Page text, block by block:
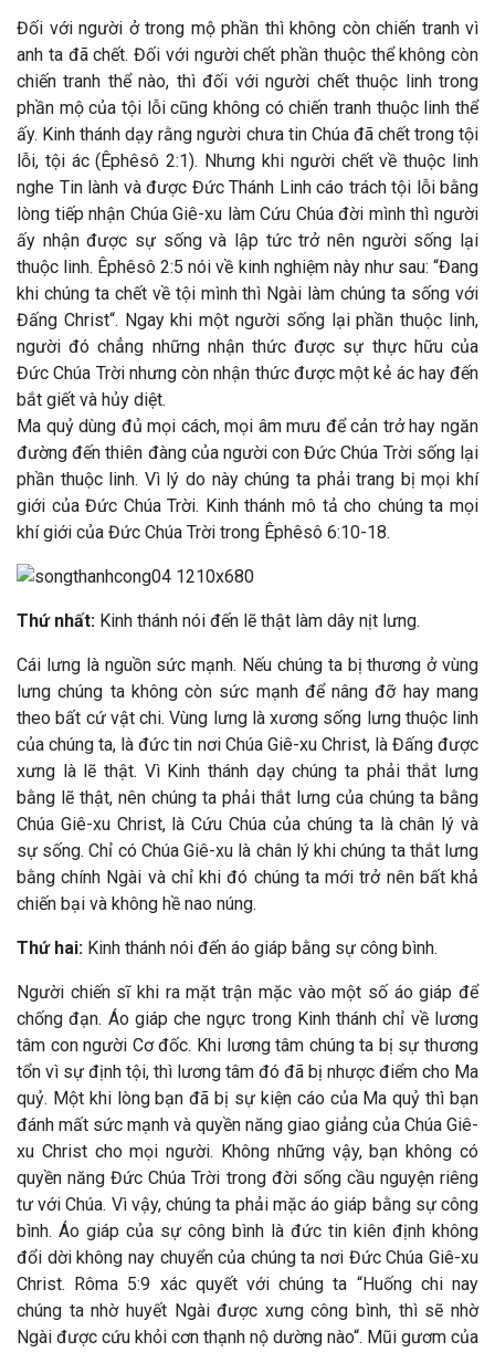
Đối với người ở trong mộ phần thì không còn chiến tranh vì
anh ta đã chết. Đối với người chết phần thuộc thể không còn
chiến tranh thể nào, thì đối với người chết thuộc linh trong
phần mộ của tội lỗi cũng không có chiến tranh thuộc linh thể
ấy. Kinh thánh dạy rằng người chưa tin Chúa đã chết trong tội
lỗi, tội ác (Êphêsô 2:1). Nhưng khi người chết về thuộc linh
nghe Tin lành và được Đức Thánh Linh cáo trách tội lỗi bằng
lòng tiếp nhận Chúa Giê-xu làm Cứu Chúa đời mình thì người
ấy nhận được sự sống và lập tức trở nên người sống lại
thuộc linh. Êphêsô 2:5 nói về kinh nghiệm này như sau: “Đang
khi chúng ta chết về tội mình thì Ngài làm chúng ta sống với
Đấng Christ“. Ngay khi một người sống lại phần thuộc linh,
người đó chẳng những nhận thức được sự thực hữu của
Đức Chúa Trời nhưng còn nhận thức được một kẻ ác hay đến
bắt giết và hủy diệt.
Ma quỷ dùng đủ mọi cách, mọi âm mưu để cản trở hay ngăn
đường đến thiên đàng của người con Đức Chúa Trời sống lại
phần thuộc linh. Vì lý do này chúng ta phải trang bị mọi khí
giới của Đức Chúa Trời. Kinh thánh mô tả cho chúng ta mọi
khí giới của Đức Chúa Trời trong Êphêsô 6:10-18.
Thứ nhất: Kinh thánh nói đến lẽ thật làm dây nịt lưng.
Cái lưng là nguồn sức mạnh. Nếu chúng ta bị thương ở vùng
lưng chúng ta không còn sức mạnh để nâng đỡ hay mang
theo bất cứ vật chi. Vùng lưng là xương sống lưng thuộc linh
của chúng ta, là đức tin nơi Chúa Giê-xu Christ, là Đấng được
xưng là lẽ thật. Vì Kinh thánh dạy chúng ta phải thắt lưng
bằng lẽ thật, nên chúng ta phải thắt lưng của chúng ta bằng
Chúa Giê-xu Christ, là Cứu Chúa của chúng ta là chân lý và
sự sống. Chỉ có Chúa Giê-xu là chân lý khi chúng ta thắt lưng
bằng chính Ngài và chỉ khi đó chúng ta mới trở nên bất khả
chiến bại và không hề nao núng.
Thứ hai: Kinh thánh nói đến áo giáp bằng sự công bình.
Người chiến sĩ khi ra mặt trận mặc vào một số áo giáp để
chống đạn. Áo giáp che ngực trong Kinh thánh chỉ về lương
tâm con người Cơ đốc. Khi lương tâm chúng ta bị sự thương
tổn vì sự định tội, thì lương tâm đó đã bị nhược điểm cho Ma
quỷ. Một khi lòng bạn đã bị sự kiện cáo của Ma quỷ thì bạn
đánh mất sức mạnh và quyền năng giao giảng của Chúa Giê-
xu Christ cho mọi người. Không những vậy, bạn không có
quyền năng Đức Chúa Trời trong đời sống cầu nguyện riêng
tư với Chúa. Vì vậy, chúng ta phải mặc áo giáp bằng sự công
bình. Áo giáp của sự công bình là đức tin kiên định không
đổi dời không nay chuyển của chúng ta nơi Đức Chúa Giê-xu
Christ. Rôma 5:9 xác quyết với chúng ta “Huống chi nay
chúng ta nhờ huyết Ngài được xưng công bình, thì sẽ nhờ
Ngài được cứu khỏi cơn thạnh nộ dường nào“. Mũi gươm của